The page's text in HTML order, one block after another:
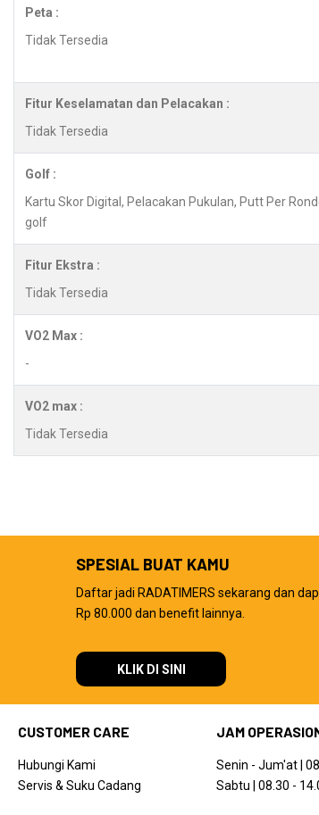
Peta :
Tidak Tersedia
Fitur Keselamatan dan Pelacakan :
Tidak Tersedia
Golf :
Kartu Skor Digital, Pelacakan Pukulan, Putt Per
golf
Fitur Ekstra :
Tidak Tersedia
VO2 Max :
-
VO2 max :
Tidak Tersedia
SPESIAL BUAT KAMU
Daftar jadi RADATIMERS sekarang dan
Rp 80.000 dan benefit lainnya.
KLIK DI SINI
CUSTOMER CARE
Hubungi Kami
Servis & Suku Cadang
JAM
Senin - Jum'at |
Sabtu | 08.30 -